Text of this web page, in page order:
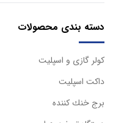
دسته بندی محصولات
كولر گازی و اسپليت
داكت اسپليت
برج خنك كننده